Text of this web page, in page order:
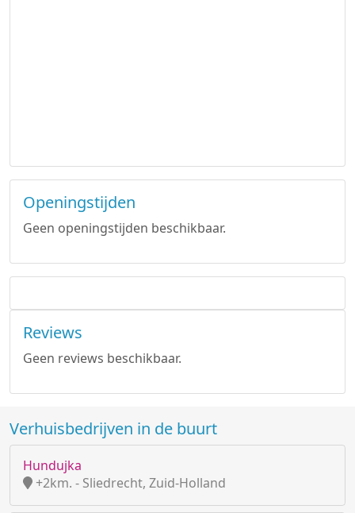
Openingstijden
Geen openingstijden beschikbaar.
Reviews
Geen reviews beschikbaar.
Verhuisbedrijven in de buurt
Hundujka
+2km. - Sliedrecht, Zuid-Holland